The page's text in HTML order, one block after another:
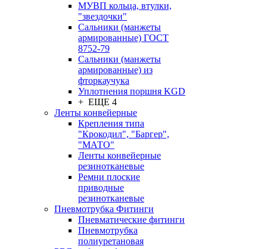
МУВП кольца, втулки,
"звездочки"
Сальники (манжеты
армированные) ГОСТ
8752-79
Сальники (манжеты
армированные) из
фторкаучука
Уплотнения поршня KGD
+ ЕЩЕ 4
Ленты конвейерные
Крепления типа
"Крокодил", "Баргер",
"МАТО"
Ленты конвейерные
резинотканевые
Ремни плоские
приводные
резинотканевые
Пневмотрубка Фитинги
Пневматические фитинги
Пневмотрубка
полиуретановая